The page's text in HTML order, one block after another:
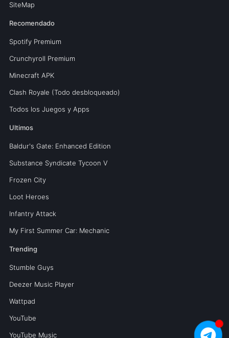
SiteMap
Recomendado
Spotify Premium
Crunchyroll Premium
Minecraft APK
Clash Royale (Todo desbloqueado)
Todos los Juegos y Apps
Ultimos
Baldur's Gate: Enhanced Edition
Substance Syndicate Tycoon V
Frozen City
Loot Heroes
Infantry Attack
My First Summer Car: Mechanic
Trending
Stumble Guys
Deezer Music Player
Wattpad
YouTube
YouTube Music